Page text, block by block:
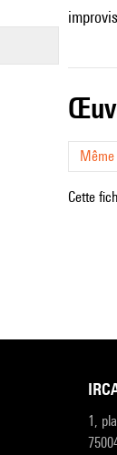
Cette
1,